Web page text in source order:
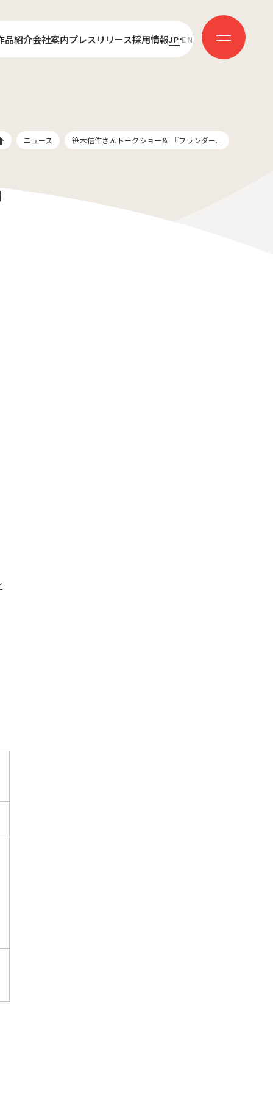
品紹介会社案内プレスリリース採用情報JP EN
ニュース 笹木信作さんトークショー＆ 『フランダー...